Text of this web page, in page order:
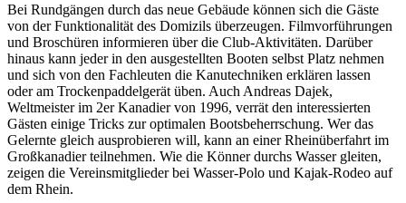
Bei Rundgängen durch das neue Gebäude können sich die Gäste
von der Funktionalität des Domizils überzeugen. Filmvorführungen
und Broschüren informieren über die Club-Aktivitäten. Darüber
hinaus kann jeder in den ausgestellten Booten selbst Platz nehmen
und sich von den Fachleuten die Kanutechniken erklären lassen
oder am Trockenpaddelgerät üben. Auch Andreas Dajek,
Weltmeister im 2er Kanadier von 1996, verrät den interessierten
Gästen einige Tricks zur optimalen Bootsbeherrschung. Wer das
Gelernte gleich ausprobieren will, kann an einer Rheinüberfahrt im
Großkanadier teilnehmen. Wie die Könner durchs Wasser gleiten,
zeigen die Vereinsmitglieder bei Wasser-Polo und Kajak-Rodeo auf
dem Rhein.